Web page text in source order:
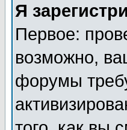
Я
Первое:
возможно,
форумы